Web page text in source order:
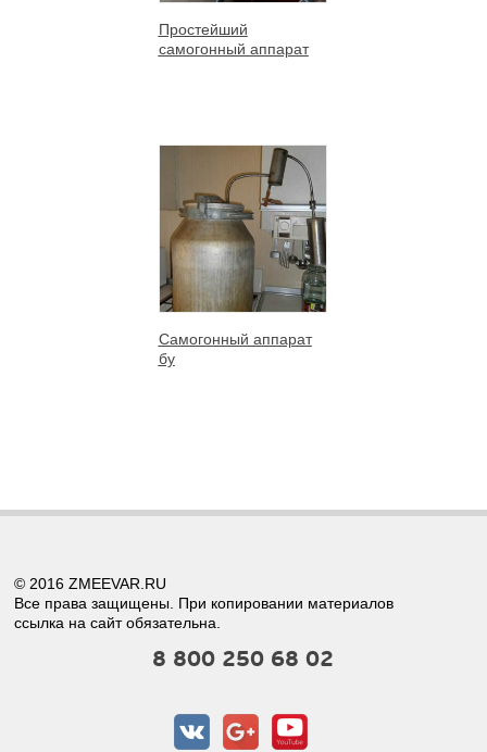
Простейший
самогонный аппарат
Самогонный аппарат
бу
© 2016 ZMEEVAR.RU
Все права защищены. При копировании материалов
ссылка на сайт обязательна.
8 800 250 68 02